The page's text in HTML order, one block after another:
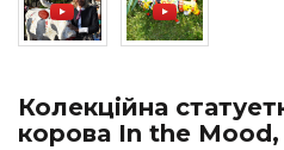
Колекційна
корова In the